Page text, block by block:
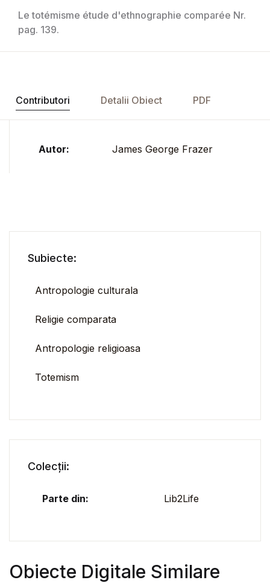
Le totémisme étude d'ethnographie comparée Nr.
pag. 139.
Contributori Detalii Obiect PDF
Autor: James George Frazer
Subiecte:
Antropologie culturala
Religie comparata
Antropologie religioasa
Totemism
Colecții:
Parte din: Lib2Life
Obiecte Digitale Similare